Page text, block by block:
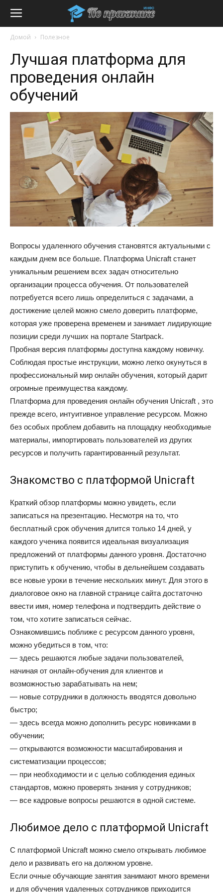
Домой Полезное
Лучшая платформа для
проведения онлайн
обучений
Вопросы удаленного обучения становятся актуальными с
каждым днем все больше. Платформа Unicraft станет
уникальным решением всех задач относительно
организации процесса обучения. От пользователей
потребуется всего лишь определиться с задачами, а
достижение целей можно смело доверить платформе,
которая уже проверена временем и занимает лидирующие
позиции среди лучших на портале Startpack.
Пробная версия платформы доступна каждому новичку.
Соблюдая простые инструкции, можно легко окунуться в
профессиональный мир онлайн обучения, который дарит
огромные преимущества каждому.
Платформа для проведения онлайн обучения Unicraft , это
прежде всего, интуитивное управление ресурсом. Можно
без особых проблем добавить на площадку необходимые
материалы, импортировать пользователей из других
ресурсов и получить гарантированный результат.
Знакомство с платформой Unicraft
Краткий обзор платформы можно увидеть, если
записаться на презентацию. Несмотря на то, что
бесплатный срок обучения длится только 14 дней, у
каждого ученика появится идеальная визуализация
предложений от платформы данного уровня. Достаточно
приступить к обучению, чтобы в дельнейшем создавать
все новые уроки в течение нескольких минут. Для этого в
диалоговое окно на главной странице сайта достаточно
ввести имя, номер телефона и подтвердить действие о
том, что хотите записаться сейчас.
Ознакомившись поближе с ресурсом данного уровня,
можно убедиться в том, что:
— здесь решаются любые задачи пользователей,
начиная от онлайн-обучения для клиентов и
возможностью зарабатывать на нем;
— новые сотрудники в должность вводятся довольно
быстро;
— здесь всегда можно дополнить ресурс новинками в
обучении;
— открываются возможности масштабирования и
систематизации процессов;
— при необходимости и с целью соблюдения единых
стандартов, можно проверять знания у сотрудников;
— все кадровые вопросы решаются в одной системе.
Любимое дело с платформой Unicraft
С платформой Unicraft можно смело открывать любимое
дело и развивать его на должном уровне.
Если очные обучающие занятия занимают много времени
и для обучения удаленных сотрудников приходится